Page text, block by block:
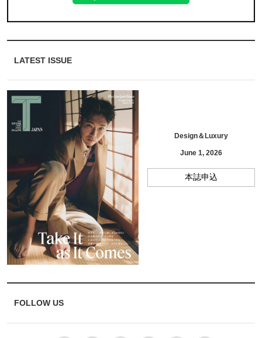
LATEST ISSUE
Design＆Luxury
June 1, 2026
本誌申込
FOLLOW US